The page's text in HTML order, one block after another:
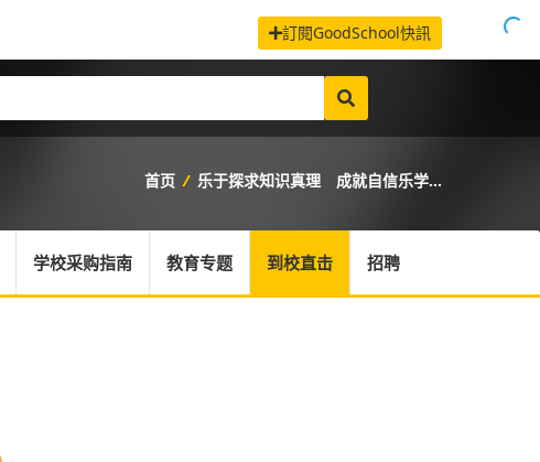
訂閱GoodSchool快訊
首页 / 乐于探求知识真理 成就自信乐学...
学校采购指南 教育专题 到校直击 招聘